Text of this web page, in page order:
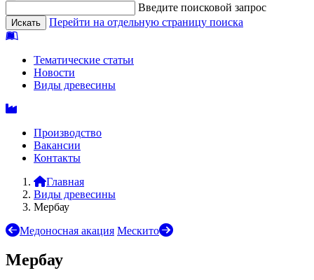
Введите поисковой запрос
Перейти на отдельную страницу поиска
Тематические статьи
Новости
Виды древесины
Производство
Вакансии
Контакты
Главная
Виды древесины
Мербау
Медоносная акация Мескито
Мербау